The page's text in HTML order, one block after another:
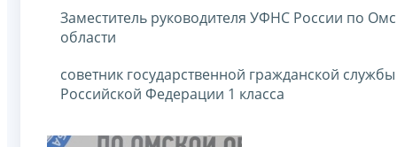
Заместитель руководителя УФНС России по
области
советник государственной гражданской службы
Российской Федерации 1 класса